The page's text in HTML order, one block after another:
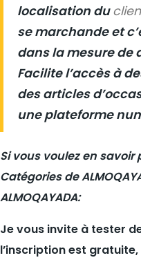
localisation du
se marchande et
dans la mesure de
Facilite l’accès à
des articles
une plateforme
Si vous voulez en
Catégories de
ALMOQAYADA:
Je vous invite à tester
l’inscription est